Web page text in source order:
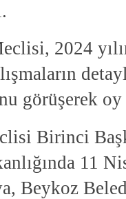
2024
görüşerek
Birinci
11
Beykoz